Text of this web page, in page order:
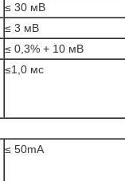
≤ 30 мВ
≤ 3 мВ
≤ 0,3% + 10 мВ
≤1,0 мс
≤ 50mA